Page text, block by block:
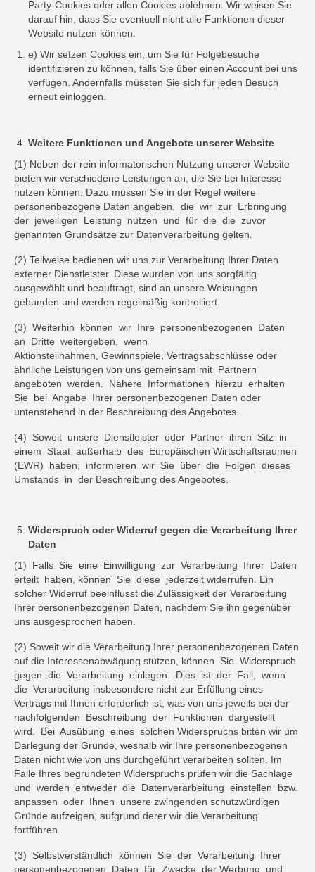
Party-Cookies oder allen Cookies ablehnen. Wir weisen Sie
darauf hin, dass Sie eventuell nicht alle Funktionen dieser
Website nutzen können.
e) Wir setzen Cookies ein, um Sie für Folgebesuche
identifizieren zu können, falls Sie über einen Account bei uns
verfügen. Andernfalls müssten Sie sich für jeden Besuch
erneut einloggen.
Weitere Funktionen und Angebote unserer Website
(1) Neben der rein informatorischen Nutzung unserer Website
bieten wir verschiedene Leistungen an, die Sie bei Interesse
nutzen können. Dazu müssen Sie in der Regel weitere
personenbezogene Daten angeben, die wir zur Erbringung
der jeweiligen Leistung nutzen und für die die zuvor
genannten Grundsätze zur Datenverarbeitung gelten.
(2) Teilweise bedienen wir uns zur Verarbeitung Ihrer Daten
externer Dienstleister. Diese wurden von uns sorgfältig
ausgewählt und beauftragt, sind an unsere Weisungen
gebunden und werden regelmäßig kontrolliert.
(3) Weiterhin können wir Ihre personenbezogenen Daten
an Dritte weitergeben, wenn
Aktionsteilnahmen, Gewinnspiele, Vertragsabschlüsse oder
ähnliche Leistungen von uns gemeinsam mit Partnern
angeboten werden. Nähere Informationen hierzu erhalten
Sie bei Angabe Ihrer personenbezogenen Daten oder
untenstehend in der Beschreibung des Angebotes.
(4) Soweit unsere Dienstleister oder Partner ihren Sitz in
einem Staat außerhalb des Europäischen Wirtschaftsraumen
(EWR) haben, informieren wir Sie über die Folgen dieses
Umstands in der Beschreibung des Angebotes.
Widerspruch oder Widerruf gegen die Verarbeitung Ihrer
Daten
(1) Falls Sie eine Einwilligung zur Verarbeitung Ihrer Daten
erteilt haben, können Sie diese jederzeit widerrufen. Ein
solcher Widerruf beeinflusst die Zulässigkeit der Verarbeitung
Ihrer personenbezogenen Daten, nachdem Sie ihn gegenüber
uns ausgesprochen haben.
(2) Soweit wir die Verarbeitung Ihrer personenbezogenen Daten
auf die Interessenabwägung stützen, können Sie Widerspruch
gegen die Verarbeitung einlegen. Dies ist der Fall, wenn
die Verarbeitung insbesondere nicht zur Erfüllung eines
Vertrags mit Ihnen erforderlich ist, was von uns jeweils bei der
nachfolgenden Beschreibung der Funktionen dargestellt
wird. Bei Ausübung eines solchen Widerspruchs bitten wir um
Darlegung der Gründe, weshalb wir Ihre personenbezogenen
Daten nicht wie von uns durchgeführt verarbeiten sollten. Im
Falle Ihres begründeten Widerspruchs prüfen wir die Sachlage
und werden entweder die Datenverarbeitung einstellen bzw.
anpassen oder Ihnen unsere zwingenden schutzwürdigen
Gründe aufzeigen, aufgrund derer wir die Verarbeitung
fortführen.
(3) Selbstverständlich können Sie der Verarbeitung Ihrer
personenbezogenen Daten für Zwecke der Werbung und